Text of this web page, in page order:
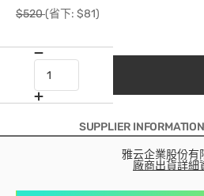
$520(省下: $81)
SUPPLIER
雅云企業股份有
廠商出貨詳細